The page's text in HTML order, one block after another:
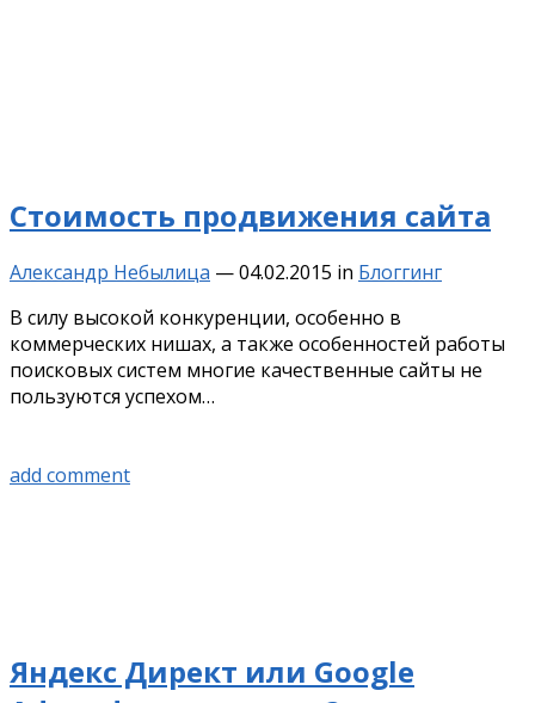
Стоимость продвижения сайта
Александр Небылица —04.02.2015 in Блоггинг
В силу высокой конкуренции, особенно в
коммерческих нишах, а также особенностей работы
поисковых систем многие качественные сайты не
пользуются успехом…
add comment
Яндекс Директ или Google